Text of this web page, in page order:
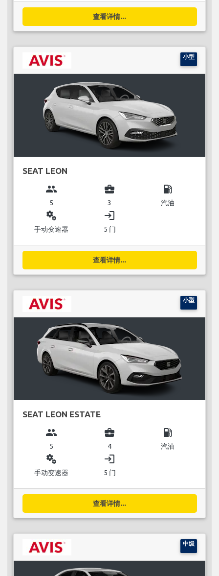
查看详情...
小型
SEAT LEON
group
5
business_center
3
local_gas_station
汽油
miscellaneous_services
手动变速器
login
5 门
查看详情...
小型
SEAT LEON ESTATE
group
5
business_center
4
local_gas_station
汽油
miscellaneous_services
手动变速器
login
5 门
查看详情...
中级